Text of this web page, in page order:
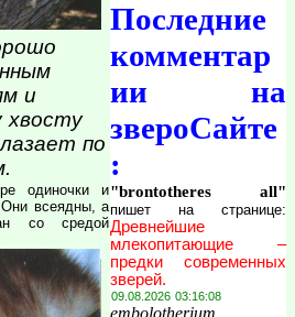
и
хвосту
по
одиночки и
Они всеядны, а
со средой
Последние
комментар
ии на
звероСайте
:
"brontotheres all"
пишет на странице:
Древнейшие
млекопитающие –
предки современных
зверей.
09.08.2026 03:16:08
embolotherium